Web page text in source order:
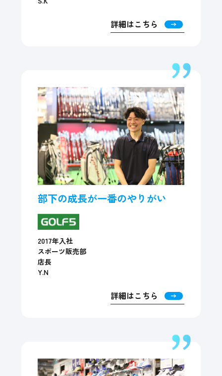
詳細はこちら
部下の成長が一番のやりがい
2017年入社
スポーツ販売部
店長
Y.N
詳細はこちら